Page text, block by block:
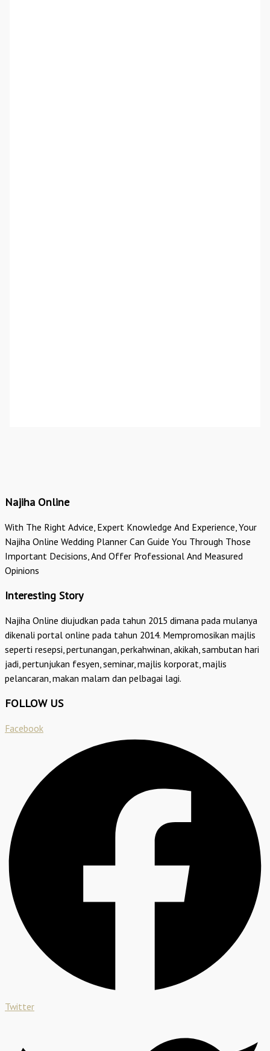
Najiha Online
With The Right Advice, Expert Knowledge And Experience, Your
Najiha Online Wedding Planner Can Guide You Through Those
Important Decisions, And Offer Professional And Measured
Opinions
Interesting Story
Najiha Online diujudkan pada tahun 2015 dimana pada mulanya
dikenali portal online pada tahun 2014. Mempromosikan majlis
seperti resepsi, pertunangan, perkahwinan, akikah, sambutan hari
jadi, pertunjukan fesyen, seminar, majlis korporat, majlis
pelancaran, makan malam dan pelbagai lagi.
FOLLOW US
Facebook
Twitter